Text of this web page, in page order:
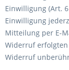
Einwilligung (Art.
Einwilligung
Mitteilung per E-
Widerruf
Widerruf